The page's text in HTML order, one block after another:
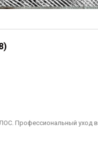
Профессиональный уход в